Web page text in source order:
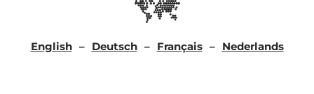
English Deutsch Français Nederlands